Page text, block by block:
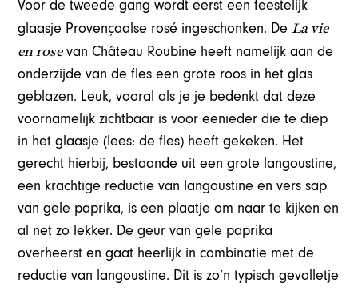
Voor de tweede gang wordt eerst een feestelijk
glaasje Provençaalse rosé ingeschonken. DeLa vie
en rosevan Château Roubine heeft namelijk aan de
onderzijde van de fles een grote roos in het glas
geblazen. Leuk, vooral als je je bedenkt dat deze
voornamelijk zichtbaar is voor eenieder die te diep
in het glaasje (lees: de fles) heeft gekeken. Het
gerecht hierbij, bestaande uit een grote langoustine,
een krachtige reductie van langoustine en vers sap
van gele paprika, is een plaatje om naar te kijken en
al net zo lekker. De geur van gele paprika
overheerst en gaat heerlijk in combinatie met de
reductie van langoustine. Dit is zo’n typisch gevalletje